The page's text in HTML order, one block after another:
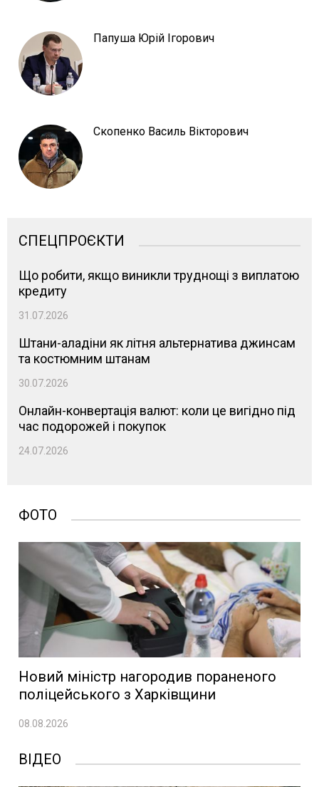
Папуша Юрій Ігорович
Скопенко Василь Вікторович
СПЕЦПРОЄКТИ
Що робити, якщо виникли труднощі з виплатою
кредиту
31.07.2026
Штани-аладіни як літня альтернатива джинсам
та костюмним штанам
30.07.2026
Онлайн-конвертація валют: коли це вигідно під
час подорожей і покупок
24.07.2026
ФОТО
Новий міністр нагородив пораненого
поліцейського з Харківщини
08.08.2026
ВІДЕО